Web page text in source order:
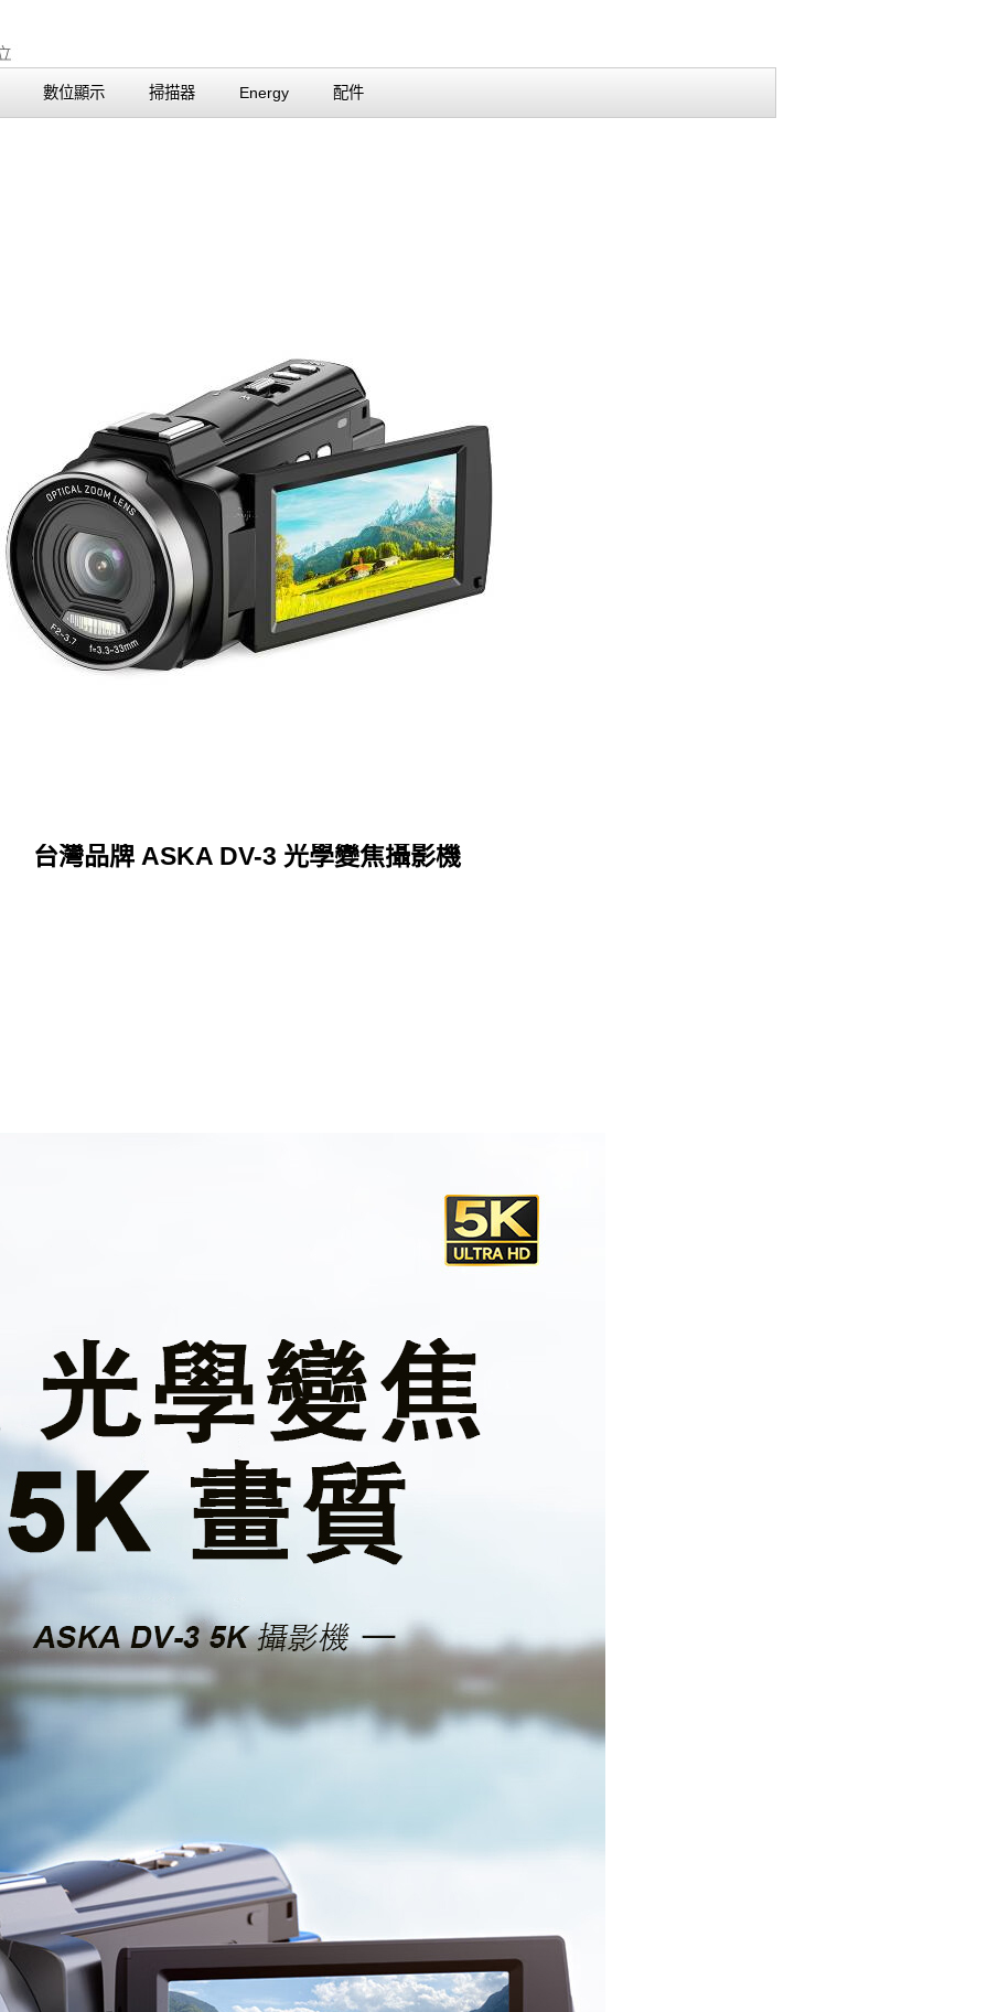
數位顯示 掃描器 Energy 配件
台灣品牌 ASKA DV-3 光學變焦攝影機